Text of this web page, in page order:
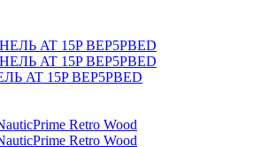
AT 15P BEP5PBED